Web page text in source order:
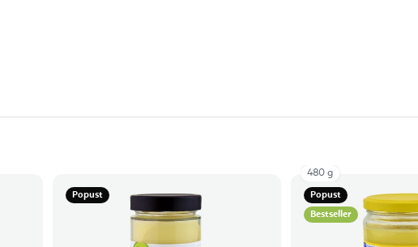
Popust
Popust
Bestseller
480 g